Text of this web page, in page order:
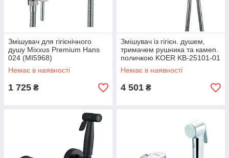
Змішувач для гігієнічного
душу Mixxus Premium Hans
024 (MI5968)
Немає в наявності
1 725 ₴
Змішувач із гігієн. душем,
тримачем рушника та камen.
поличкою KOER KB-25101-01
(KR3390)
Немає в наявності
4 501 ₴